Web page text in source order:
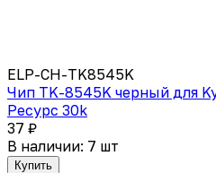
ELP-CH-TK8545K
Чип TK-8545K черный для
Ресурс 30k
37 ₽
В наличии: 7 шт
Купить